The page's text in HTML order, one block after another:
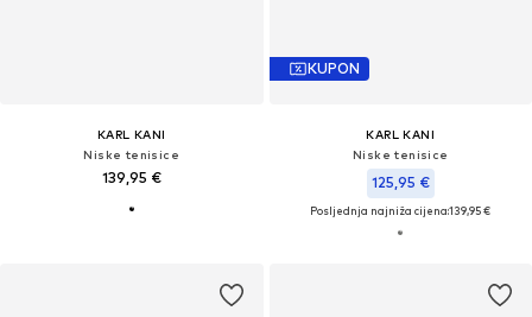
KARL KANI
Niske tenisice
139,95 €
KUPON
KARL KANI
Niske tenisice
125,95 €
Posljednja najniža cijena:139,95 €